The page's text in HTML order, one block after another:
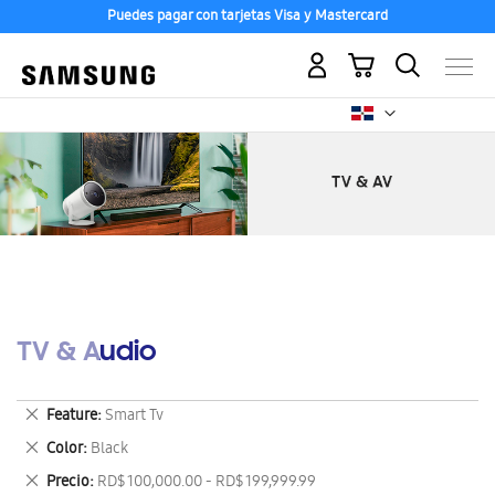
Puedes pagar con tarjetas Visa y Mastercard
Mi carrito
TV & Audio
Feature Smart Tv
Eliminar
este
artículo
Color Black
Eliminar
este
Precio RD$ 100,000.00 - RD$ 199,999.99
Eliminar